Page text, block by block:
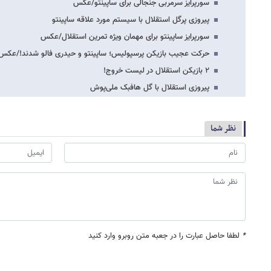
سورپرایز سرمربی جنجالی برای ساپینتو/عکس
پیروزی پرگل استقلال با سیستم مورد علاقه ساپینتو
سورپرایز ساپینتو برای مهمان ویژه تمرین استقلال/عکس
حرکت عجیب بازیکن پرسپولیس؛ ساپینتو و حیدری فالو شدند!/
۲ بازیکن استقلال در لیست خروج!
پیروزی استقلال با گل هافبک ملی‌پوش
نظر شما
* لطفا حاصل عبارت را در جعبه متن روبرو وارد کنید